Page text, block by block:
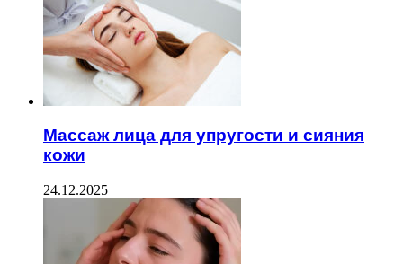
Массаж лица для упругости и сияния
кожи
24.12.2025